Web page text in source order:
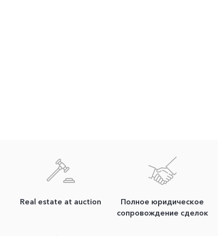
Real estate at auction
Полное юридическое
сопровождение сделок